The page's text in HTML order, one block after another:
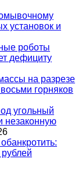
установок и
роботы
дефициту
на разрезе
горняков
угольный
незаконную